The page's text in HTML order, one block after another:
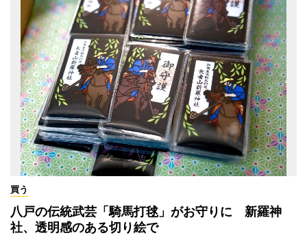
買う
八戸の伝統武芸「騎馬打毬」がお守りに 新羅神
社、透明感のある切り絵で